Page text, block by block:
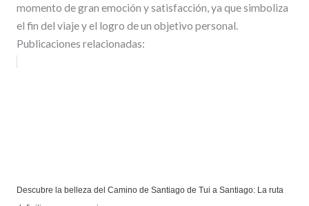
momento de gran emoción y satisfacción, ya que simboliza
el fin del viaje y el logro de un objetivo personal.
Publicaciones relacionadas:
Descubre la belleza del Camino de Santiago de Tui a Santiago: La ruta